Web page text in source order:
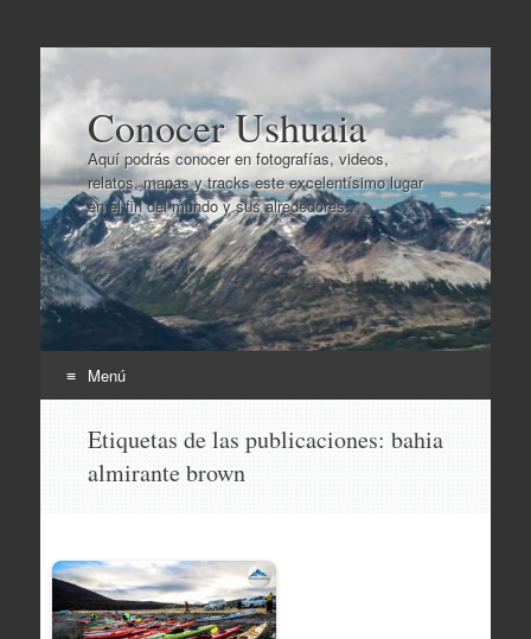
Conocer Ushuaia
Aquí podrás conocer en fotografías, videos,
relatos, mapas y tracks este excelentísimo lugar
en el fin del mundo y sus alrededores..
Menú
contenido
Etiquetas de las publicaciones: bahia
almirante brown